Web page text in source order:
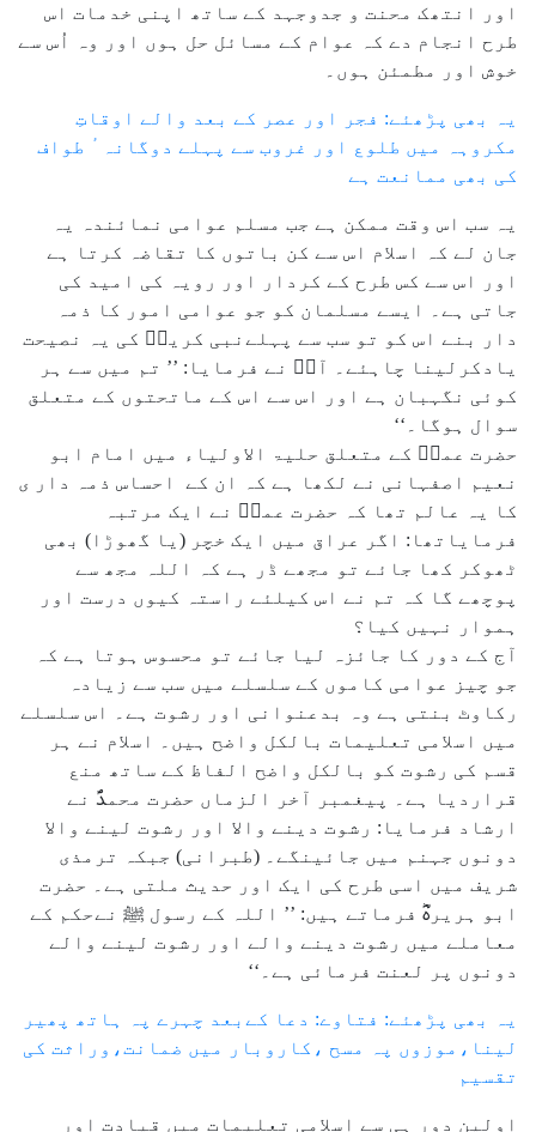
اور انتھک محنت و جدوجہد کے ساتھ اپنی خدمات اس
طرح انجام دے کہ عوام کے مسائل حل ہوں اور وہ اُس سے
خوش اور مطمئن ہوں۔
یہ بھی پڑھئے: فجر اور عصر کے بعد والے اوقاتِ
مکروہہ میں طلوع اور غروب سے پہلے دوگانہ ٔ طواف
کی بھی ممانعت ہے
یہ سب اس وقت ممکن ہے جب مسلم عوامی نمائندہ یہ
جان لے کہ اسلام اس سے کن باتوں کا تقاضہ کرتا ہے
اور اس سے کس طرح کے کردار اور رویہ کی امید کی
جاتی ہے۔ ایسے مسلمان کو جو عوامی امور کا ذمہ
دار بنے اس کو تو سب سے پہلےنبی کریمؐ کی یہ نصیحت
یادکرلینا چاہئے۔ آپؐ نے فرمایا: ’’ تم میں سے ہر
کوئی نگہبان ہے اور اس سے اس کے ماتحتوں کے متعلق
سوال ہوگا۔‘‘
حضرت عمرؓ کے متعلق حلیۃ الاولیاء میں امام ابو
نعیم اصفہانی نے لکھا ہے کہ ان کے احساس ذمہ دار ی
کا یہ عالم تھا کہ حضرت عمرؓ نے ایک مرتبہ
فرمایاتھا: اگر عراق میں ایک خچر (یا گھوڑا) بھی
ٹھوکر کھا جائے تو مجھے ڈر ہے کہ اللہ مجھ سے
پوچھے گا کہ تم نے اس کیلئے راستہ کیوں درست اور
ہموار نہیں کیا؟
آج کے دور کا جائزہ لیا جائے تو محسوس ہوتا ہے کہ
جو چیز عوامی کاموں کے سلسلے میں سب سے زیادہ
رکاوٹ بنتی ہے وہ بدعنوانی اور رشوت ہے۔ اس سلسلے
میں اسلامی تعلیمات بالکل واضح ہیں۔ اسلام نے ہر
قسم کی رشوت کو بالکل واضح الفاظ کے ساتھ منع
قراردیا ہے۔ پیغمبر آخر الزماں حضرت محمدؐ نے
ارشاد فرمایا: رشوت دینے والا اور رشوت لینے والا
دونوں جہنم میں جائینگے۔ (طبرانی) جبکہ ترمذی
شریف میں اسی طرح کی ایک اور حدیث ملتی ہے۔ حضرت
ابو ہریرہؓ فرماتے ہیں: ’’ اللہ کے رسول ﷺ نےحکم کے
معاملے میں رشوت دینے والے اور رشوت لینے والے
دونوں پر لعنت فرمائی ہے۔‘‘
یہ بھی پڑھئے: فتاوے: دعا کےبعد چہرے پہ ہاتھ پھیر
لینا،موزوں پہ مسح ،کاروبار میں ضمانت،وراثت کی
تقسیم
اولین دور ہی سے اسلامی تعلیمات میں قیادت اور